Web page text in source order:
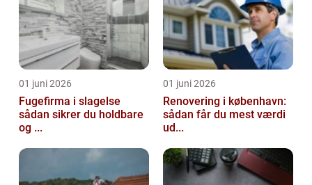
01 juni 2026
Fugefirma i slagelse
sådan sikrer du holdbare
og ...
01 juni 2026
Renovering i københavn:
sådan får du mest værdi
ud...